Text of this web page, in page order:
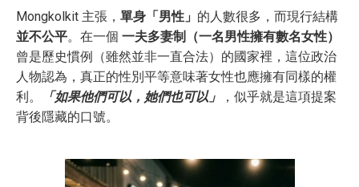
Mongkolkit 主張， 單身「男性」 的人數很多，而現行結構
並不公平。在一個 一夫多妻制（一名男性擁有數名女性）
曾是歷史慣例（雖然並非一直合法）的國家裡，這位政治
人物認為，真正的性別平等意味著女性也應擁有同樣的權
利。
「如果他們可以，她們也可以」
，似乎就是這項提案
背後隱藏的口號。